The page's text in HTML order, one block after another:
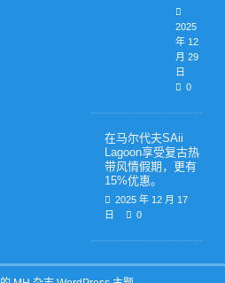
2025
年 12
月 29
日
0
在马尔代夫SAii
Lagoon享受复古热
带风情假期，更有
15%优惠。
2025 年 12 月 17
日
0